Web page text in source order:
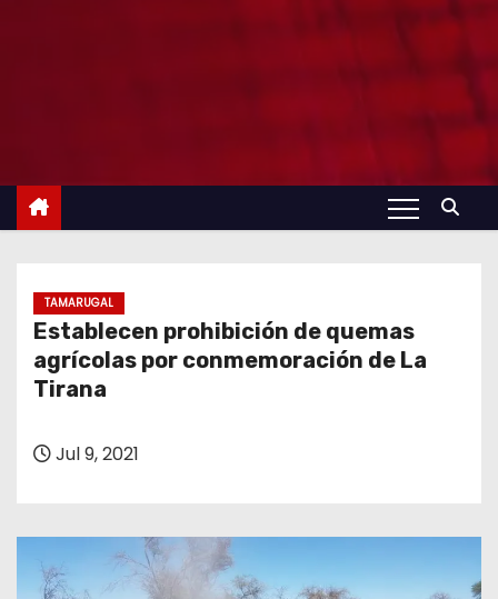
TAMARUGAL
Establecen prohibición de quemas
agrícolas por conmemoración de La
Tirana
Jul 9, 2021